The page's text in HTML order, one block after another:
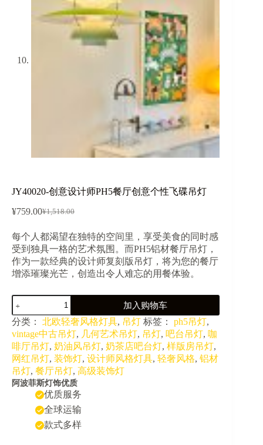
JY40020-创意设计师PH5餐厅创意个性飞碟吊灯
¥1,518.00
原
为：
¥1,518.00。
¥759.00当
价
格
为：
¥759.00。
每个人都渴望在独特的空间里，享受美食的同时感
受到独具一格的艺术氛围。而PH5铝材餐厅吊灯，
作为一款经典的设计师复刻版吊灯，将为您的餐厅
增添璀璨光芒，创造出令人难忘的用餐体验。
JY40020-
创
意
设
计
师
PH5
餐
厅
加入购物车
分类： 北欧轻奢风格灯具, 吊灯 标签： ph5吊灯,
vintage中古吊灯, 几何艺术吊灯, 吊灯, 吧台吊灯, 咖
啡厅吊灯, 奶油风吊灯, 奶茶店吧台灯, 样版房吊灯,
网红吊灯, 装饰灯, 设计师风格灯具, 轻奢风格, 铝材
吊灯, 餐厅吊灯, 高级装饰灯
阿波菲斯灯饰优质
优质服务
全球运输
款式多样